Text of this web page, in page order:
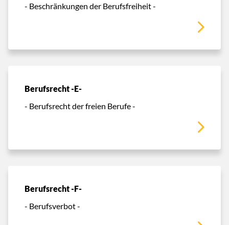
- Beschränkungen der Berufsfreiheit -
Berufsrecht -E-
- Berufsrecht der freien Berufe -
Berufsrecht -F-
- Berufsverbot -